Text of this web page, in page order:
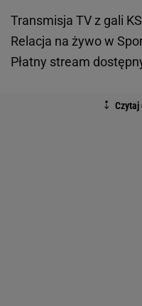
Transmisja TV z gali
Relacja na żywo w
Płatny stream